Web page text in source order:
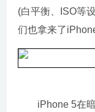
(白平衡、ISO等
们也拿来了
iPhone 5在暗